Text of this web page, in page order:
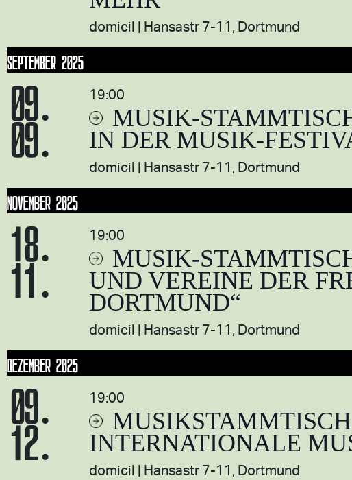
domicil Hansastr 7-11, Dortmund
SEPTEMBER 2025
09.
09.
MUSIK-
IN DER MUSIK-
19:00
domicil Hansastr 7-11, Dortmund
NOVEMBER 2025
18.
11.
MUSIK-
UND VEREINE DER
DORTMUND“
19:00
domicil Hansastr 7-11, Dortmund
DEZEMBER 2025
09.
12.
INTERNATIONALE
19:00
domicil Hansastr 7-11, Dortmund